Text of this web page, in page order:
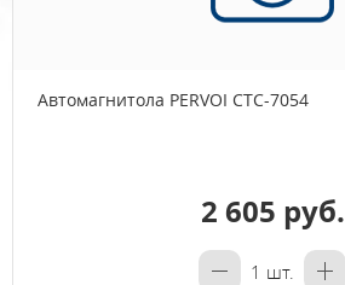
Автомагнитола PERVOI CTC-7054
2 605 руб.
1 шт.